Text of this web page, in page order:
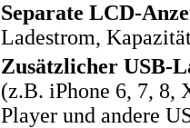
Separate LCD-
Ladestrom,
Zusätzlicher USB-
(z.B. iPhone 6, 7, 8,
Player und andere